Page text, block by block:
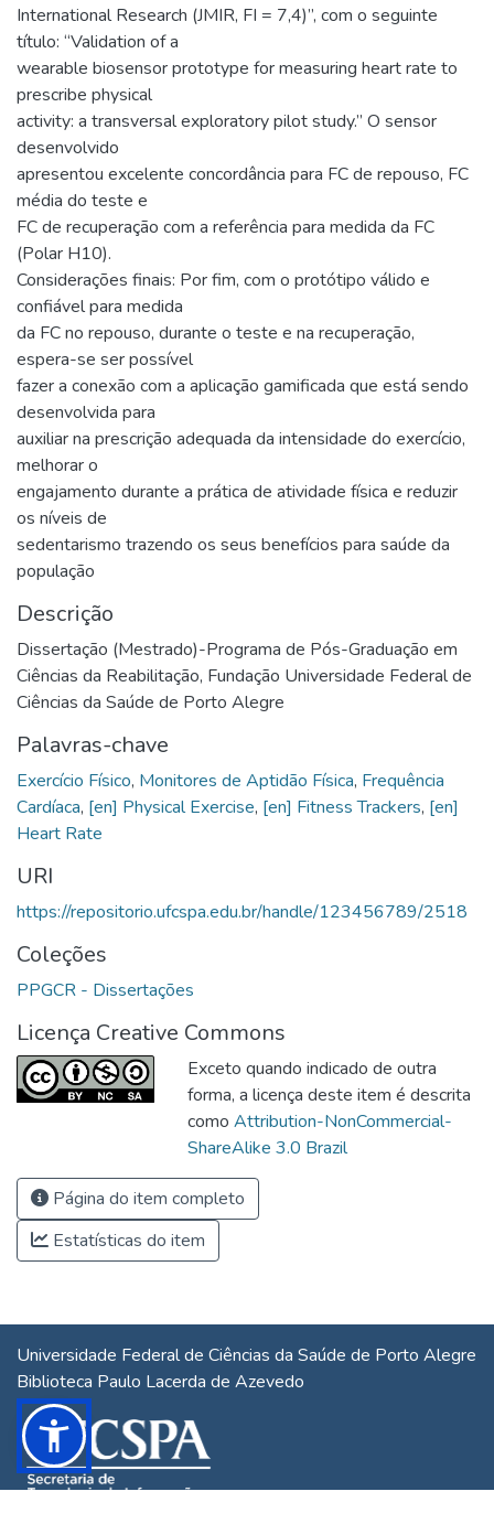
International Research (JMIR, FI = 7,4)”, com o seguinte
título: “Validation of a
wearable biosensor prototype for measuring heart rate to
prescribe physical
activity: a transversal exploratory pilot study.” O sensor
desenvolvido
apresentou excelente concordância para FC de repouso, FC
média do teste e
FC de recuperação com a referência para medida da FC
(Polar H10).
Considerações finais: Por fim, com o protótipo válido e
confiável para medida
da FC no repouso, durante o teste e na recuperação,
espera-se ser possível
fazer a conexão com a aplicação gamificada que está sendo
desenvolvida para
auxiliar na prescrição adequada da intensidade do exercício,
melhorar o
engajamento durante a prática de atividade física e reduzir
os níveis de
sedentarismo trazendo os seus benefícios para saúde da
população
Descrição
Dissertação (Mestrado)-Programa de Pós-Graduação em
Ciências da Reabilitação, Fundação Universidade Federal de
Ciências da Saúde de Porto Alegre
Palavras-chave
Exercício Físico, Monitores de Aptidão Física, Frequência
Cardíaca, [en] Physical Exercise, [en] Fitness Trackers, [en]
Heart Rate
URI
https://repositorio.ufcspa.edu.br/handle/123456789/2518
Coleções
PPGCR - Dissertações
Licença Creative Commons
Exceto quando indicado de outra
forma, a licença deste item é descrita
como Attribution-NonCommercial-
ShareAlike 3.0 Brazil
Página do item completo
Estatísticas do item
Universidade Federal de Ciências da Saúde de Porto Alegre
Biblioteca Paulo Lacerda de Azevedo